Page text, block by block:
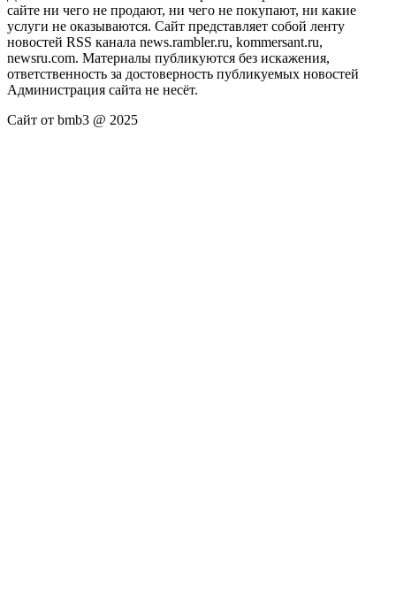
сайте ни чего не продают, ни чего не покупают, ни какие
услуги не оказываются. Сайт представляет собой ленту
новостей RSS канала news.rambler.ru, kommersant.ru,
newsru.com. Материалы публикуются без искажения,
ответственность за достоверность публикуемых новостей
Администрация сайта не несёт.
Сайт от bmb3 @ 2025